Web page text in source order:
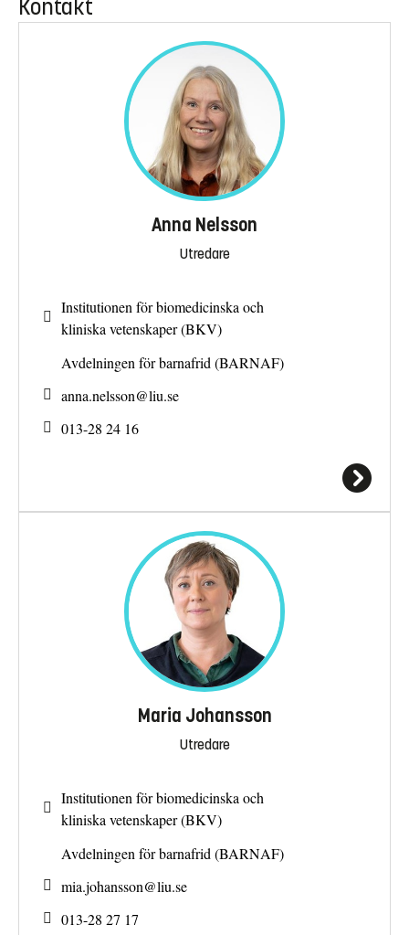
Kontakt
Anna Nelsson
Utredare
Institutionen för biomedicinska och
kliniska vetenskaper (BKV)
Avdelningen för barnafrid (BARNAF)
anna.nelsson@liu.se
013-28 24 16
Maria Johansson
Utredare
Institutionen för biomedicinska och
kliniska vetenskaper (BKV)
Avdelningen för barnafrid (BARNAF)
mia.johansson@liu.se
013-28 27 17